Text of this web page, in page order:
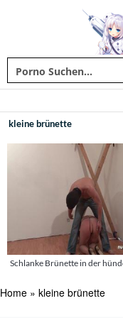
kleine brünette
Home » kleine brünette